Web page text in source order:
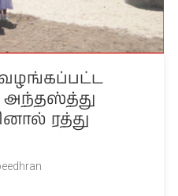
அந்தஸ்த்து
ரத்து